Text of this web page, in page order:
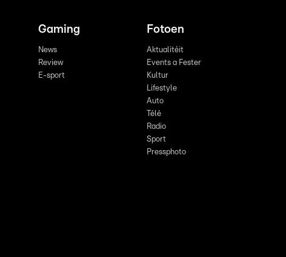
Gaming
News
Review
E-sport
Fotoen
Aktualitéit
Events a Fester
Kultur
Lifestyle
Auto
Télé
Radio
Sport
Pressphoto